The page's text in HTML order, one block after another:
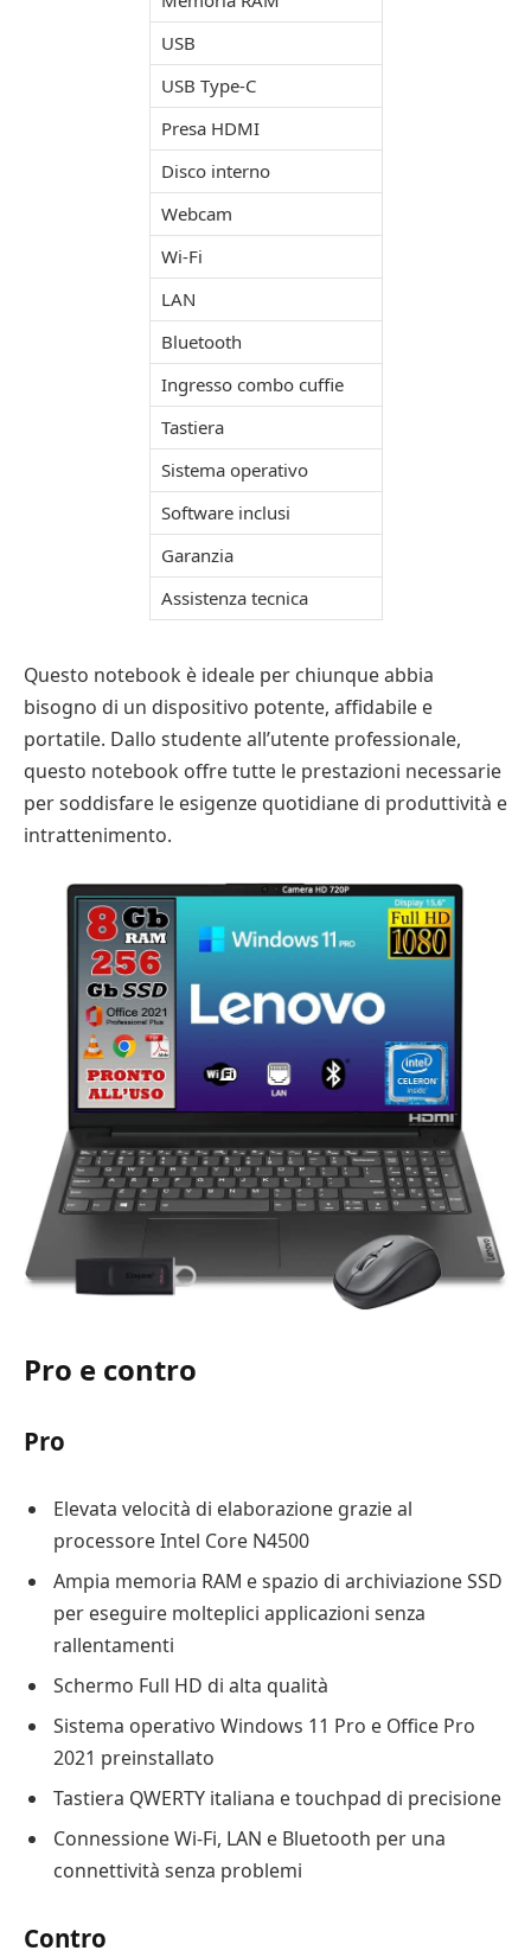
USB
USB Type-C
Presa HDMI
Disco interno
Webcam
Wi-Fi
LAN
Bluetooth
Ingresso combo cuffie
Tastiera
Sistema operativo
Software inclusi
Garanzia
Assistenza tecnica
Questo notebook è ideale per chiunque abbia
bisogno di un dispositivo potente, affidabile e
portatile. Dallo studente all’utente professionale,
questo notebook offre tutte le prestazioni necessarie
per soddisfare le esigenze quotidiane di produttività e
intrattenimento.
Pro e contro
Pro
Elevata velocità di elaborazione grazie al
processore Intel Core N4500
Ampia memoria RAM e spazio di archiviazione SSD
per eseguire molteplici applicazioni senza
rallentamenti
Schermo Full HD di alta qualità
Sistema operativo Windows 11 Pro e Office Pro
2021 preinstallato
Tastiera QWERTY italiana e touchpad di precisione
Connessione Wi-Fi, LAN e Bluetooth per una
connettività senza problemi
Contro